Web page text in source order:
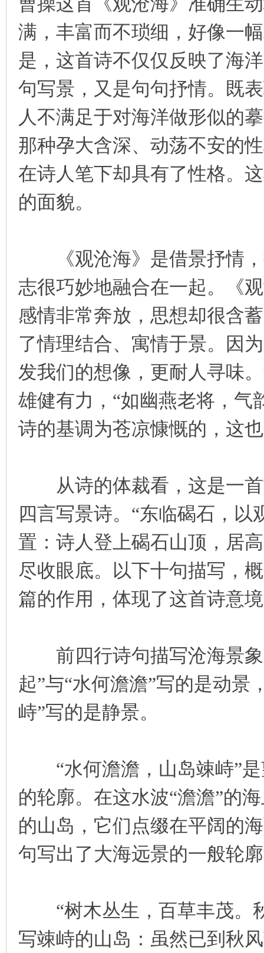
满，丰富而不琐细，好像一
是，这首诗不仅仅反映了海
句写景，又是句句抒情。既
人不满足于对海洋做形似的
那种孕大含深、动荡不安的
在诗人笔下却具有了性格。
的面貌。
《观沧海》是借景抒情，
志很巧妙地融合在一起。《
感情非常奔放，思想却很含
了情理结合、寓情于景。因
发我们的想像，更耐人寻味
雄健有力，“如幽燕老将，气
诗的基调为苍凉慷慨的，这
从诗的体裁看，这是一首
四言写景诗。“东临碣石，以
置：诗人登上碣石山顶，居
尽收眼底。以下十句描写，
篇的作用，体现了这首诗意
前四行诗句描写沧海景象
起”与“水何澹澹”写的是动景
峙”写的是静景。
“水何澹澹，山岛竦峙”是
的轮廓。在这水波“澹澹”的
的山岛，它们点缀在平阔的
句写出了大海远景的一般轮
“树木丛生，百草丰茂。
写竦峙的山岛：虽然已到秋